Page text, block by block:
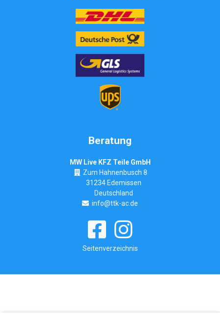
Beratung
MW Live KFZ Teile GmbH
Zum Hahnenbusch 8
31234 Edemissen
Deutschland
info@ttk-ac.de
Seitenverzeichnis